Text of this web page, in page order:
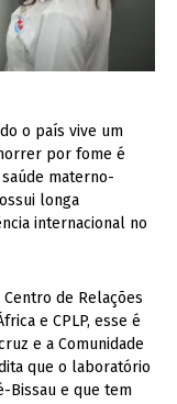
o país vive um
por fome é
materno-
longa
internacional no
de Relações
e CPLP, esse é
e a Comunidade
que o laboratório
Bissau e que tem